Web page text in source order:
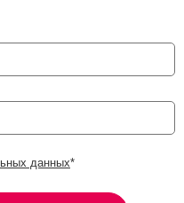
данных*